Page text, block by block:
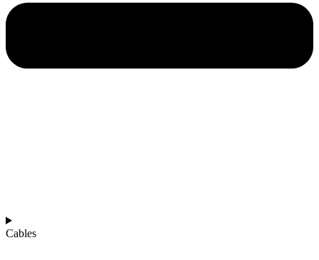
Cables